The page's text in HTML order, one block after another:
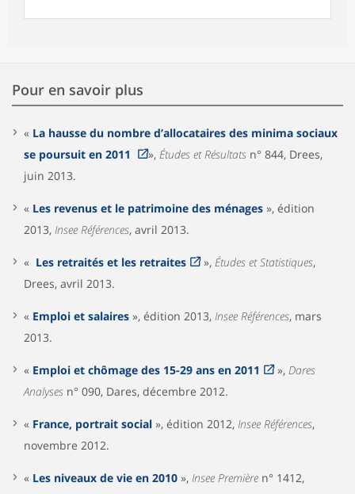
Pour en savoir plus
« La hausse du nombre d’allocataires des minima sociaux
se poursuit en 2011
», Études et Résultats n° 844, Drees,
juin 2013.
« Les revenus et le patrimoine des ménages », édition
2013, Insee Références, avril 2013.
« Les retraités et les retraites », Études et Statistiques,
Drees, avril 2013.
« Emploi et salaires », édition 2013, Insee Références, mars
2013.
« Emploi et chômage des 15-29 ans en 2011 », Dares
Analyses n° 090, Dares, décembre 2012.
« France, portrait social », édition 2012, Insee Références,
novembre 2012.
« Les niveaux de vie en 2010 », Insee Première n° 1412,